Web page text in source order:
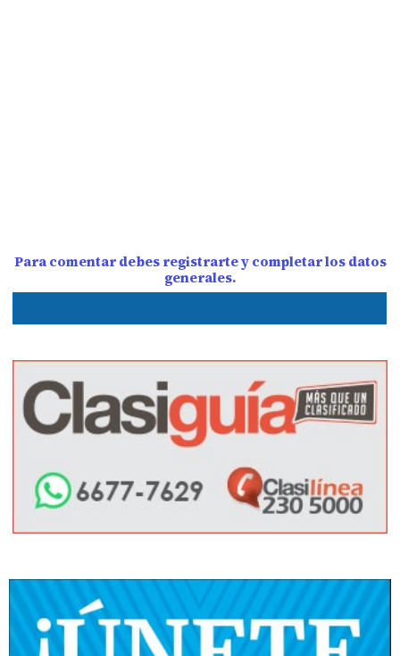
Para comentar debes registrarte y completar los datos
generales.